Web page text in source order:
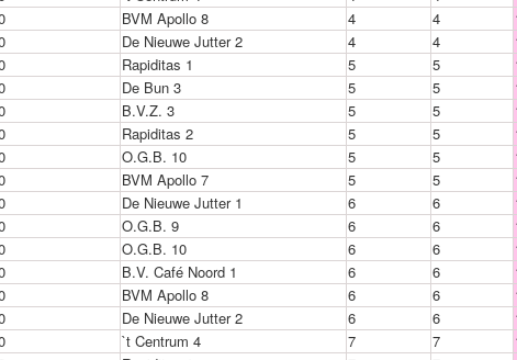
BVM Apollo 8 4 4
De Nieuwe Jutter 2 4 4
Rapiditas 1 5 5
De Bun 3 5 5
B.V.Z. 3 5 5
Rapiditas 2 5 5
O.G.B. 10 5 5
BVM Apollo 7 5 5
De Nieuwe Jutter 1 6 6
O.G.B. 9 6 6
O.G.B. 10 6 6
B.V. Café Noord 1 6 6
BVM Apollo 8 6 6
De Nieuwe Jutter 2 6 6
`t Centrum 4 7 7